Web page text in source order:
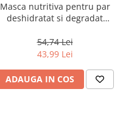
Masca nutritiva pentru par
deshidratat si degradat
Mask, 50 ml
54,74 Lei
43,99 Lei
ADAUGA IN COS